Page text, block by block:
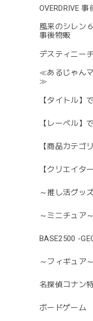
OVERDRIVE 事
風来のシレン
事後物販
デスティニー
≪あるじゃん
≫
【タイトル】
【レーベル】
【商品カテゴ
【クリエイタ
～推し活グッ
～ミニチュア～
BASE2500 -
～フィギュア～
名探偵コナン
ボードゲーム